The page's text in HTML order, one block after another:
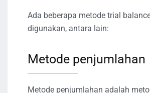
Ada beberapa metode trial
digunakan, antara lain:
Metode penjumlahan
Metode penjumlahan adalah